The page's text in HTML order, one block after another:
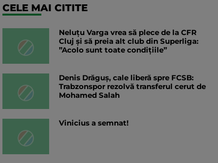
CELE MAI CITITE
Neluțu Varga vrea să plece de la CFR
Cluj și să preia alt club din Superliga:
”Acolo sunt toate condițiile”
Denis Drăguș, cale liberă spre FCSB:
Trabzonspor rezolvă transferul cerut de
Mohamed Salah
Vinicius a semnat!